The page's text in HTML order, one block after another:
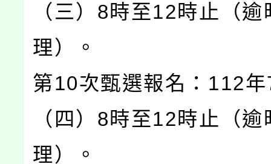
（三）8時至12時止（
理）。
第10次甄選報名：112
（四）8時至12時止（
理）。